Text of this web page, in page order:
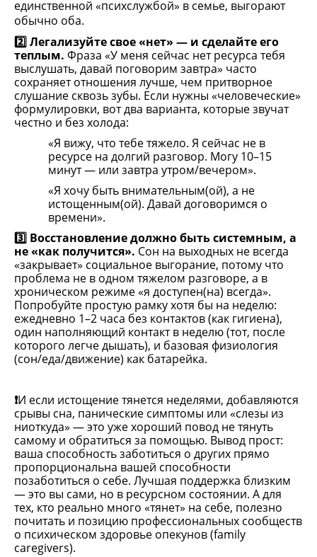
единственной «психслужбой» в семье, выгорают
обычно оба.
2️⃣ Легализуйте свое «нет» — и сделайте его
теплым. Фраза «У меня сейчас нет ресурса тебя
выслушать, давай поговорим завтра» часто
сохраняет отношения лучше, чем притворное
слушание сквозь зубы. Если нужны «человеческие»
формулировки, вот два варианта, которые звучат
честно и без холода:
«Я вижу, что тебе тяжело. Я сейчас не в
ресурсе на долгий разговор. Могу 10–15
минут — или завтра утром/вечером».
«Я хочу быть внимательным(ой), а не
истощенным(ой). Давай договоримся о
времени».
3️⃣ Восстановление должно быть системным, а
не «как получится». Сон на выходных не всегда
«закрывает» социальное выгорание, потому что
проблема не в одном тяжелом разговоре, а в
хроническом режиме «я доступен(на) всегда».
Попробуйте простую рамку хотя бы на неделю:
ежедневно 1–2 часа без контактов (как гигиена),
один наполняющий контакт в неделю (тот, после
которого легче дышать), и базовая физиология
(сон/еда/движение) как батарейка.
❗️И если истощение тянется неделями, добавляются
срывы сна, панические симптомы или «слезы из
ниоткуда» — это уже хороший повод не тянуть
самому и обратиться за помощью. Вывод прост:
ваша способность заботиться о других прямо
пропорциональна вашей способности
позаботиться о себе. Лучшая поддержка близким
— это вы сами, но в ресурсном состоянии. А для
тех, кто реально много «тянет» на себе, полезно
почитать и позицию профессиональных сообществ
о психическом здоровье опекунов (family
caregivers).